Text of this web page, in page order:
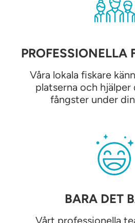
PROFESSIONELLA
Våra lokala fiskare
platserna och
fångster under
BARA DET
Vårt professionella